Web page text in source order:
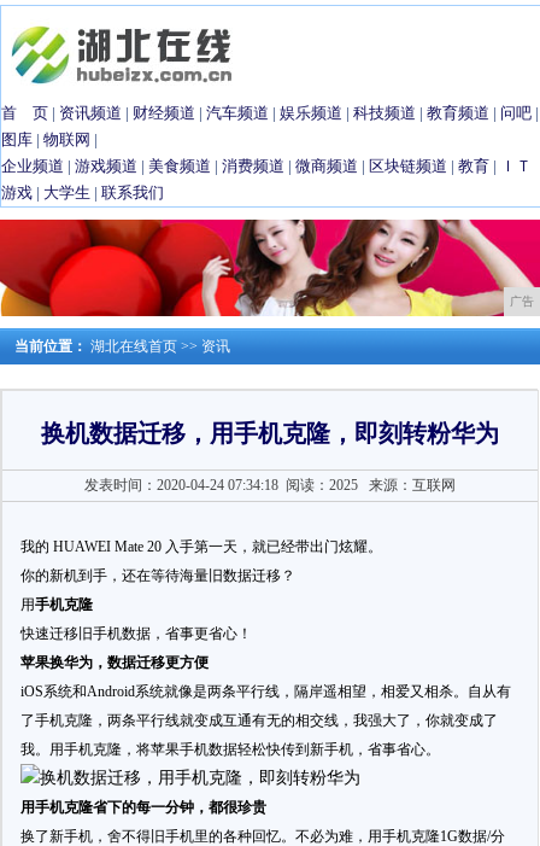
首 页 | 资讯频道 | 财经频道 | 汽车频道 | 娱乐频道 | 科技频道 | 教育频道 | 问吧 |
图库 | 物联网 |
企业频道 | 游戏频道 | 美食频道 | 消费频道 | 微商频道 | 区块链频道 | 教育 |
ＩＴ
游戏 | 大学生 | 联系我们
广告
当前位置： 湖北在线首页 >> 资讯
换机数据迁移，用手机克隆，即刻转粉华为
发表时间：2020-04-24 07:34:18 阅读：2025来源：互联网
我的 HUAWEI Mate 20 入手第一天，就已经带出门炫耀。
你的新机到手，还在等待海量旧数据迁移？
用手机克隆
快速迁移旧手机数据，省事更省心！
苹果换华为，数据迁移更方便
iOS系统和Android系统就像是两条平行线，隔岸遥相望，相爱又相杀。自从有
了手机克隆，两条平行线就变成互通有无的相交线，我强大了，你就变成了
我。用手机克隆，将苹果手机数据轻松快传到新手机，省事省心。
用手机克隆省下的每一分钟，都很珍贵
换了新手机，舍不得旧手机里的各种回忆。不必为难，用手机克隆1G数据/分